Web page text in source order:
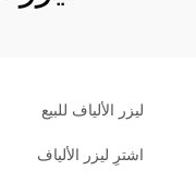
ليزر الألياف للبيع
اشترِ ليزر الألياف